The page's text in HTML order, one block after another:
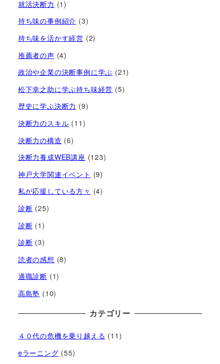
就活決断力 (1)
持ち味の事例紹介 (3)
持ち味を活かす経営​ (2)
推薦者の声 (4)
政治や企業の決断事例に学ぶ (21)
松下幸之助に学ぶ持ち味経営 (5)
歴史に学ぶ決断力 (9)
決断力のスキル (11)
決断力の構造 (6)
決断力養成WEB講座 (123)
神戸大学関連イベント (9)
私が応援している方々 (4)
診断 (25)
診断 (1)
診断 (3)
読者の感想 (8)
適職診断 (1)
高島塾 (10)
カテゴリー
４０代の危機を乗り越える (11)
eラーニング (55)